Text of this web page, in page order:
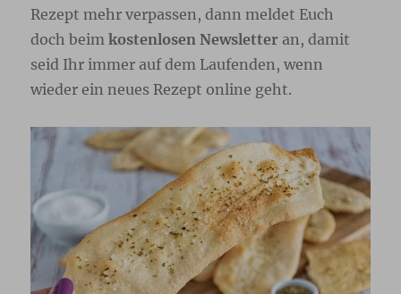
Rezept mehr verpassen, dann meldet Euch
doch beimkostenlosen Newsletter an, damit
seid Ihr immer auf dem Laufenden, wenn
wieder ein neues Rezept online geht.